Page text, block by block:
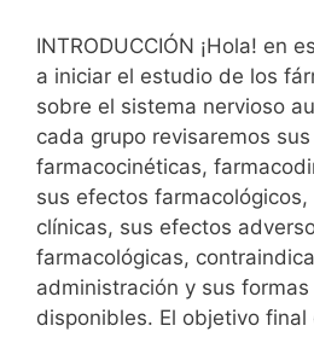
INTRODUCCIÓN ¡Hola! en
a iniciar el estudio de los
sobre el sistema nervioso
cada grupo revisaremos
farmacocinéticas,
sus efectos farmacológicos,
clínicas, sus efectos
farmacológicas,
administración y sus
disponibles. El objetivo